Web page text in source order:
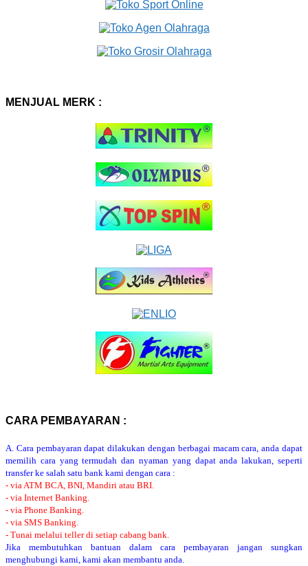
MENJUAL MERK :
CARA PEMBAYARAN :
A. Cara pembayaran dapat dilakukan dengan berbagai macam cara, anda dapat
memilih cara yang termudah dan nyaman yang dapat anda lakukan, seperti
transfer ke salah satu bank kami dengan cara :
- via ATM BCA, BNI, Mandiri atau BRI.
- via Internet Banking.
- via Phone Banking.
- via SMS Banking.
- Tunai melalui teller di setiap cabang bank.
Jika membutuhkan bantuan dalam cara pembayaran jangan sungkan
menghubungi kami, kami akan membantu anda.